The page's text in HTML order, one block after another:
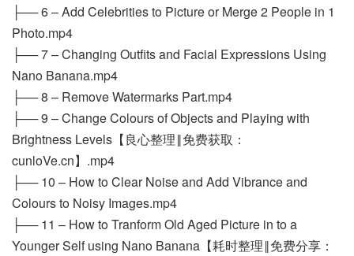
├── 6 – Add Celebrities to Picture or Merge 2 People in 1
Photo.mp4
├── 7 – Changing Outfits and Facial Expressions Using
Nano Banana.mp4
├── 8 – Remove Watermarks Part.mp4
├── 9 – Change Colours of Objects and Playing with
Brightness Levels【良心整理‖免费获取：
cunloVe.cn】.mp4
├── 10 – How to Clear Noise and Add Vibrance and
Colours to Noisy Images.mp4
├── 11 – How to Tranform Old Aged Picture in to a
Younger Self using Nano Banana【耗时整理‖免费分享：